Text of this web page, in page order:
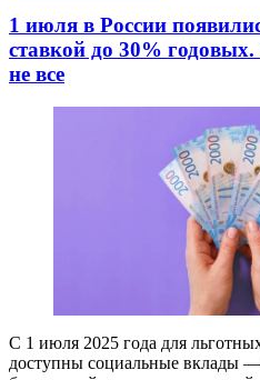
1 июля в России
ставкой до 30%
не все
С 1 июля 2025 года для
доступны социальные вклады